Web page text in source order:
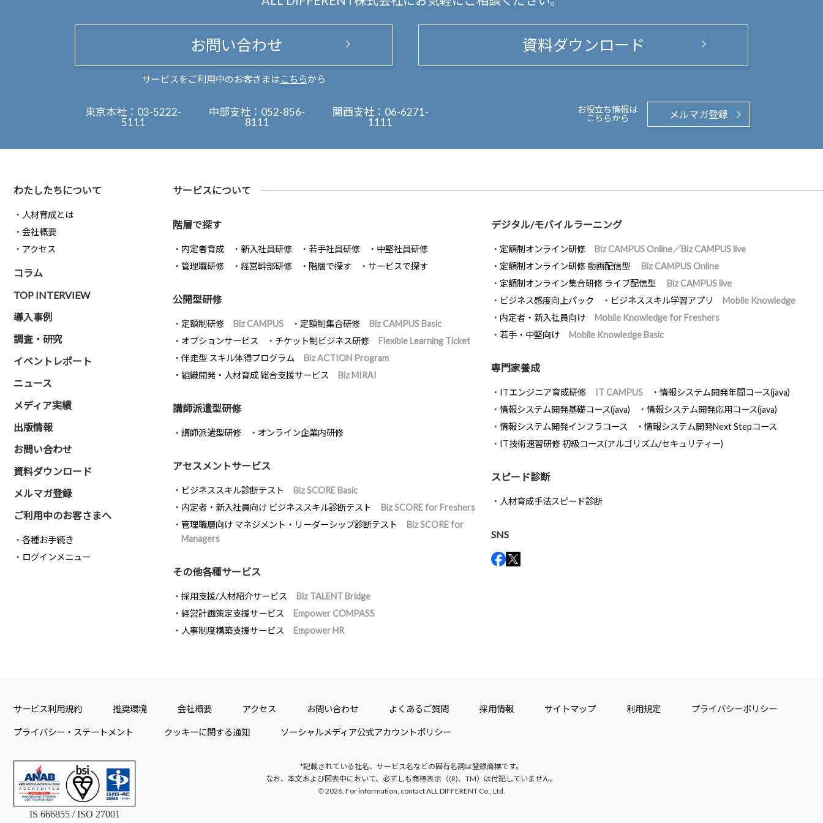
お問い合わせ
サービスをご利用中のお客さまは こちらから
資料ダウンロード
東京本社： 03-5222-
5111
中部支社： 052-856-
8111
関西支社： 06-6271-
1111
お役立ち情報は
こちらから
メルマガ登録
わたしたちについて
人材育成とは
会社概要
アクセス
コラム
TOP INTERVIEW
導入事例
調査・研究
イベントレポート
ニュース
メディア実績
出版情報
お問い合わせ
資料ダウンロード
メルマガ登録
ご利用中のお客さまへ
各種お手続き
ログインメニュー
サービスについて
階層で探す
内定者育成 新入社員研修 若手社員研修
中堅社員研修
管理職研修
経営幹部研修 階層で探す サービスで探す
公開型研修
定額制研修 Biz CAMPUS 定額制集合研修
Biz CAMPUS Basic
オプションサービス
チケット制ビジネス研修
Flexible Learning Ticket
伴走型 スキル体得プログラム
Biz ACTION Program
組織開発・人材育成 総合支援サービス
Biz MIRAI
講師派遣型研修
講師派遣型研修 オンライン企業内研修
アセスメントサービス
ビジネススキル診断テスト
Biz SCORE Basic
内定者・新入社員向け ビジネススキル診断テスト
Biz SCORE for Freshers
管理職層向け マネジメント・リーダーシップ診断テスト
Biz SCORE for
Managers
その他各種サービス
採用支援/人材紹介サービス
Biz TALENT Bridge
経営計画策定支援サービス
Empower COMPASS
人事制度構築支援サービス
Empower HR
デジタル/モバイルラーニング
定額制オンライン研修
Biz CAMPUS Online／Biz CAMPUS live
定額制オンライン研修 動画配信型
Biz CAMPUS Online
定額制オンライン集合研修 ライブ配信型
Biz CAMPUS live
ビジネス感度向上パック
ビジネススキル学習アプリ
Mobile Knowledge
内定者・新入社員向け
Mobile Knowledge for Freshers
若手・中堅向け
Mobile Knowledge Basic
専門家養成
ITエンジニア育成研修 IT CAMPUS
情報システム開発年間コース(java)
情報システム開発基礎コース(java)
情報システム開発応用コース(java)
情報システム開発インフラコース
情報システム開発Next Stepコース
IT技術速習研修 初級コース(アルゴリズム/セキュリティー)
スピード診断
人材育成手法スピード診断
SNS
サービス利用規約 推奨環境 会社概要 アクセス お問い合わせ よくあるご質問 採用情報 サイトマップ 利用規定 プライバシーポリシー
プライバシー・ステートメント クッキーに関する通知 ソーシャルメディア公式アカウントポリシー
IS 666855 / ISO 27001
*記載されている社名、サービス名などの固有名詞は登録商標です。
なお、本文および図表中において、 必ずしも商標表示（(R)、TM）は付記していません。
©2026. For information, contact ALL DIFFERENT Co., Ltd.